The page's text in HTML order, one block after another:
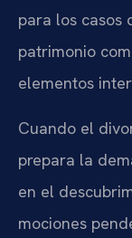
para los casos
patrimonio
elementos
Cuando el
prepara la
en el
mociones